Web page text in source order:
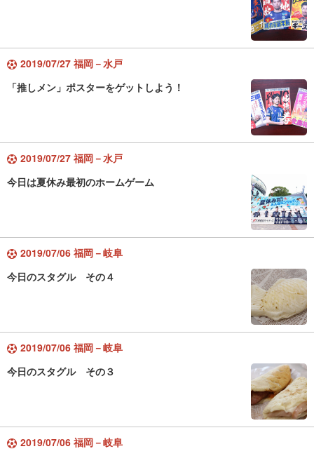
2019/07/27 福岡－水戸
「推しメン」ポスターをゲットしよう！
2019/07/27 福岡－水戸
今日は夏休み最初のホームゲーム
2019/07/06 福岡－岐阜
今日のスタグル その４
2019/07/06 福岡－岐阜
今日のスタグル その３
2019/07/06 福岡－岐阜